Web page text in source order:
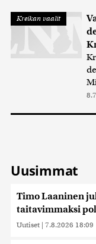
Kreikan vaalit
Uusimmat
Timo Laaninen
taitavimmaksi
Uutiset | 7.8.2026 18:09